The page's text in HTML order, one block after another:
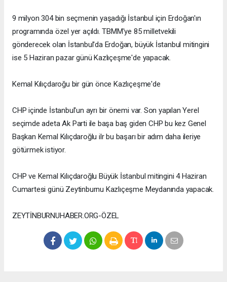
9 milyon 304 bin seçmenin yaşadığı İstanbul için Erdoğan'ın
programında özel yer açıldı. TBMM'ye 85 milletvekili
gönderecek olan İstanbul'da Erdoğan, büyük İstanbul mitingini
ise 5 Haziran pazar günü Kazlıçeşme'de yapacak.
Kemal Kılıçdaroğu bir gün önce Kazlıçeşme'de
CHP içinde İstanbul'un ayrı bir önemi var. Son yapılan Yerel
seçimde adeta Ak Parti ile başa baş giden CHP bu kez Genel
Başkan Kemal Kılıçdaroğlu ilr bu başarı bir adım daha ileriye
götürmek istiyor.
CHP ve Kemal Kılıçdaroğlu Büyük İstanbul mitingini 4 Haziran
Cumartesi günü Zeytinburnu Kazlıçeşme Meydanında yapacak.
ZEYTİNBURNUHABER.ORG-ÖZEL